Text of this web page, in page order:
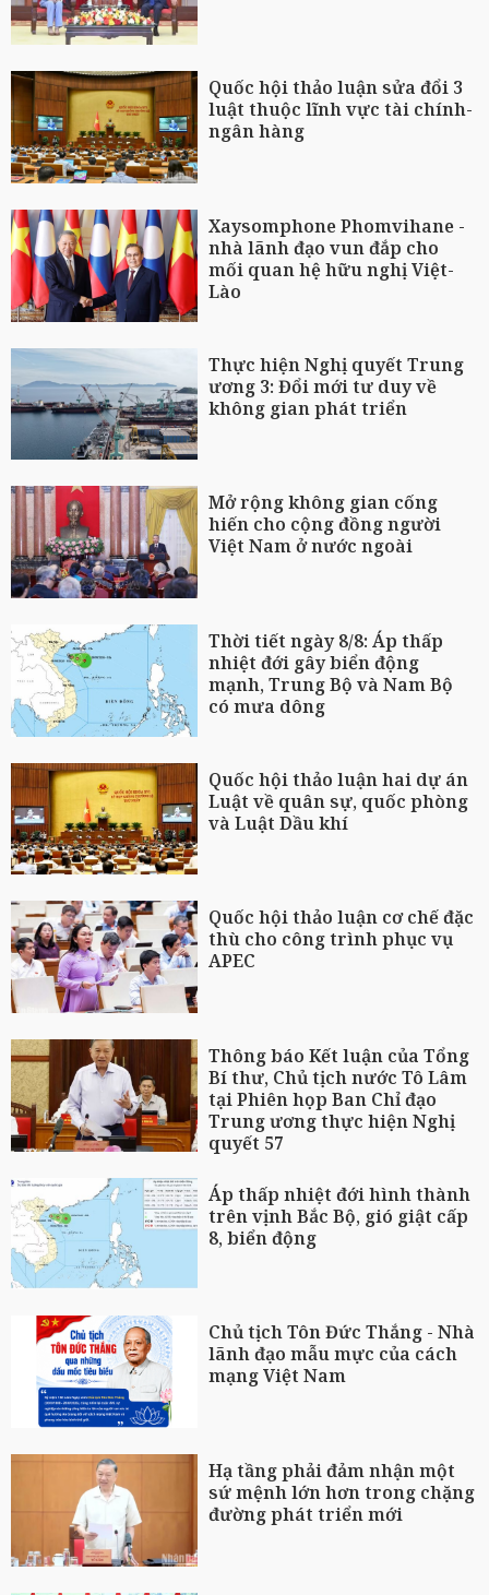
Quốc hội thảo luận sửa đổi 3
luật thuộc lĩnh vực tài chính-
ngân hàng
Xaysomphone Phomvihane -
nhà lãnh đạo vun đắp cho
mối quan hệ hữu nghị Việt-
Lào
Thực hiện Nghị quyết Trung
ương 3: Đổi mới tư duy về
không gian phát triển
Mở rộng không gian cống
hiến cho cộng đồng người
Việt Nam ở nước ngoài
Thời tiết ngày 8/8: Áp thấp
nhiệt đới gây biển động
mạnh, Trung Bộ và Nam Bộ
có mưa dông
Quốc hội thảo luận hai dự án
Luật về quân sự, quốc phòng
và Luật Dầu khí
Quốc hội thảo luận cơ chế đặc
thù cho công trình phục vụ
APEC
Thông báo Kết luận của Tổng
Bí thư, Chủ tịch nước Tô Lâm
tại Phiên họp Ban Chỉ đạo
Trung ương thực hiện Nghị
quyết 57
Áp thấp nhiệt đới hình thành
trên vịnh Bắc Bộ, gió giật cấp
8, biển động
Chủ tịch Tôn Đức Thắng - Nhà
lãnh đạo mẫu mực của cách
mạng Việt Nam
Hạ tầng phải đảm nhận một
sứ mệnh lớn hơn trong chặng
đường phát triển mới